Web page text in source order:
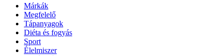
Márkák
Megfelelő
Tápanyagok
Diéta és fogyás
Sport
Élelmiszer